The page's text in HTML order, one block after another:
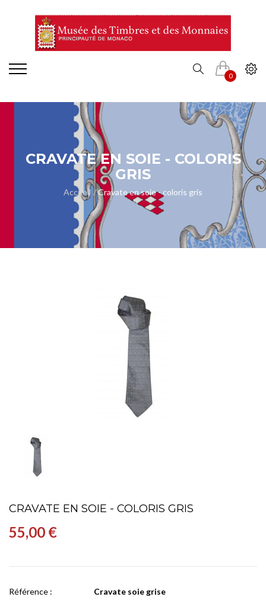
0
CRAVATE EN SOIE - COLORIS
GRIS
Accueil Cravate en soie - coloris gris
CRAVATE EN SOIE - COLORIS GRIS
55,00 €
Référence :
Cravate soie grise